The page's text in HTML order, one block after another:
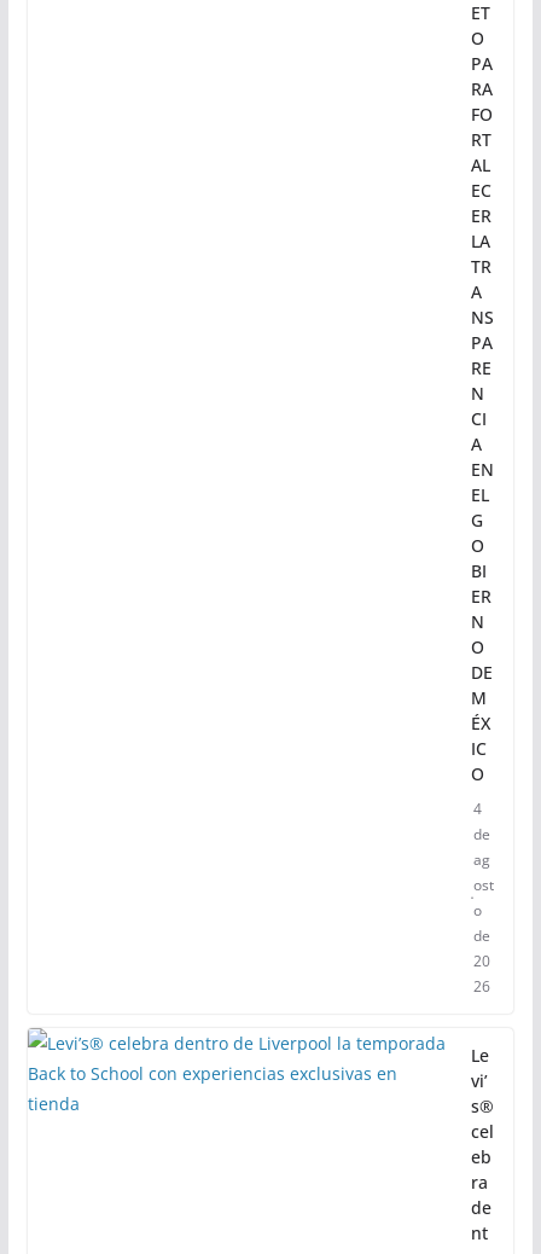
ET
O
PA
RA
FO
RT
AL
EC
ER
LA
TR
A
NS
PA
RE
N
CI
A
EN
EL
G
O
BI
ER
N
O
DE
M
ÉX
IC
O
4
de
ag
ost
o
de
20
26
Le
vi’
s®
cel
eb
ra
de
nt